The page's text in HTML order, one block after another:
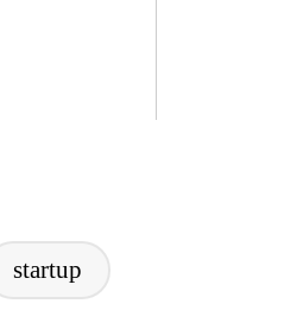
startup